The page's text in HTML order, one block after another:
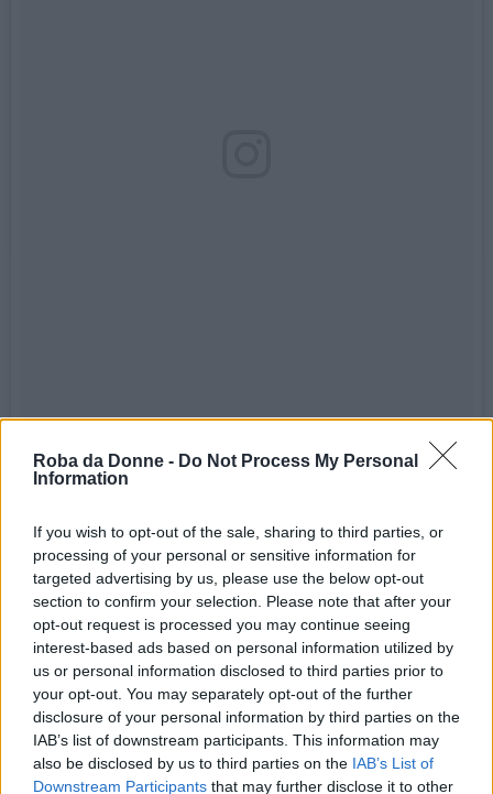
Roba da Donne - Do Not Process My Personal
Information
If you wish to opt-out of the sale, sharing to third parties, or
processing of your personal or sensitive information for
targeted advertising by us, please use the below opt-out
section to confirm your selection. Please note that after your
opt-out request is processed you may continue seeing
interest-based ads based on personal information utilized by
us or personal information disclosed to third parties prior to
your opt-out. You may separately opt-out of the further
disclosure of your personal information by third parties on the
IAB’s list of downstream participants. This information may
also be disclosed by us to third parties on the IAB’s List of
Downstream Participants that may further disclose it to other
Was back on set today. It's been a rough two years. Fighting
weak, not able etc etc. and yet it's something like work that
invigorates and renews strength to conquer the unimaginable
beast. I compared myself to a car today. That vintage Shelby
that's been in the garage too long. It's still a great car. The best.
Just needs time for the engine to warm up and it's good to go.
Performing like it's supposed to. I'm grateful for today. Grateful
for everyday. Thank you @heathers for letting me play and be
someone else today. Great crew, great writers, great cast, great